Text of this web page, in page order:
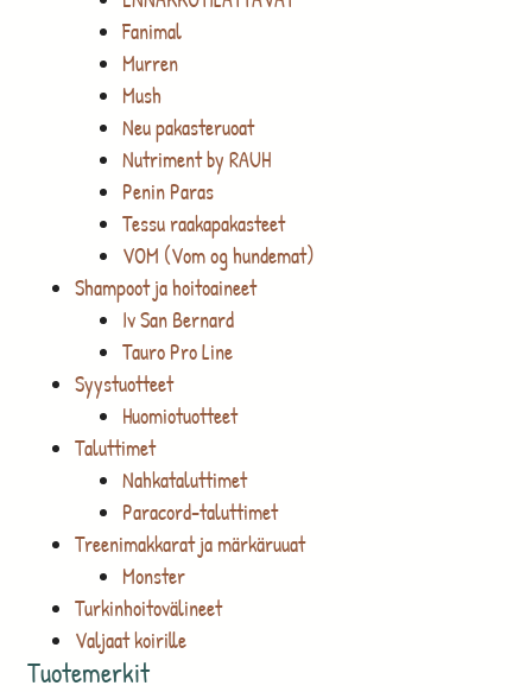
Fanimal
Murren
Mush
Neu pakasteruoat
Nutriment by RAUH
Penin Paras
Tessu raakapakasteet
VOM (Vom og hundemat)
Shampoot ja hoitoaineet
Iv San Bernard
Tauro Pro Line
Syystuotteet
Huomiotuotteet
Taluttimet
Nahkataluttimet
Paracord-taluttimet
Treenimakkarat ja märkäruuat
Monster
Turkinhoitovälineet
Valjaat koirille
Tuotemerkit